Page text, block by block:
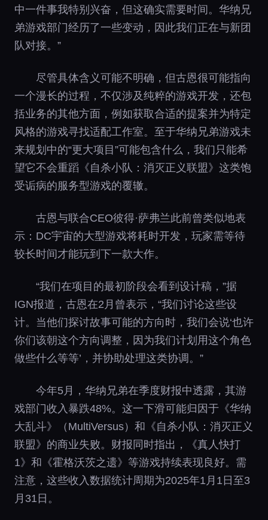
中一件事我特别兴奋，但这确实需要时间。华纳兄
弟游戏部门经历了一些变动，因此我们正在与新团
队对接。”
尽管具体含义可能不明确，但古恩很可能指向
一个漫长的过程，不仅涉及纯粹的游戏开发，还包
括业务的其他方面，例如获取合适的提案并为特定
风格的游戏寻找适配工作室。至于华纳兄弟游戏未
来规划中的“更大项目”可能包含什么，我们只能希
望它不会重蹈《自杀小队：消灭正义联盟》这类饱
受诟病的服务型游戏的覆辙。
古恩与联合CEO彼得·萨弗兰此前曾类似地表
示：DC宇宙的大型游戏将耗时开发，玩家需等待
较长时间才能玩到下一款大作。
“我们在项目的最初阶段会看到设计稿，”据
IGN报道，古恩在2月曾表示，“我们讨论这些设
计。当他们探讨故事可能的方向时，我们会说‘也许
你们该朝这个方向调整，因为我们计划用这个角色
做些什么等等’，并协助处理这类协调。”
今年5月，华纳兄弟在季度财报中透露，其游
戏部门收入暴跌48%。这一下滑可能归因于《华纳
大乱斗》（MultiVersus）和《自杀小队：消灭正义
联盟》的商业失败。财报同时指出，《真人快打
1》和《霍格沃茨之遗》等游戏持续表现良好。需
注意，这些收入数据统计周期为2025年1月1日至3
月31日。